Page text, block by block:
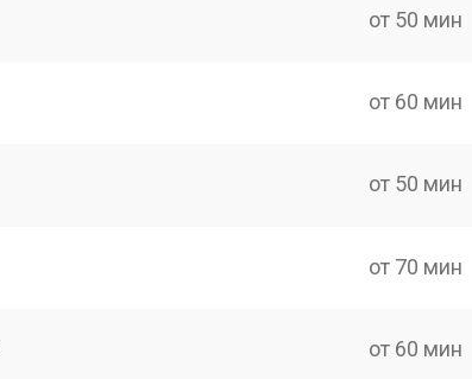
от 50 мин
от 60 мин
от 50 мин
от 70 мин
от 60 мин